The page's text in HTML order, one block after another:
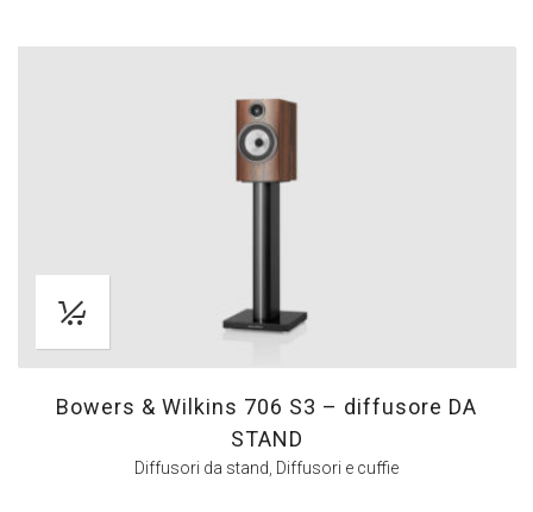
Bowers & Wilkins 706 S3 – diffusore DA
STAND
Diffusori da stand Diffusori e cuffie